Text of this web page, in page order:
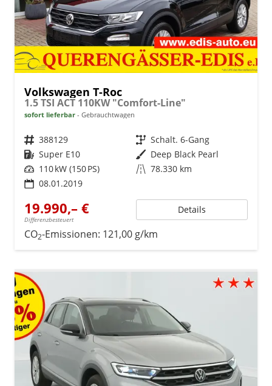
Volkswagen T-Roc
1.5 TSI ACT 110KW "Comfort-Line"
sofort lieferbar Gebrauchtwagen
Fahrzeugnr. 388129 Getriebe Schalt. 6-Gang
Kraftstoff Super E10 Außenfarbe Deep Black Pearl
Leistung 110 kW (150 PS) Kilometerstand 78.330 km
08.01.2019
19.990,– €
Differenzbesteuert
Details
CO2-Emissionen: 121,00 g/km